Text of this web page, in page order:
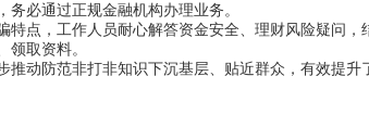
务必通过正规金融机构办理业务。
，工作人员耐心解答资金安全、理财风险疑问，
领取资料。
动防范非打非知识下沉基层、贴近群众，有效提升